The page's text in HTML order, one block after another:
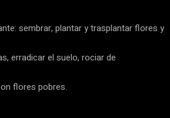
sembrar, plantar y trasplantar flores y
erradicar el suelo, rociar de
flores pobres.